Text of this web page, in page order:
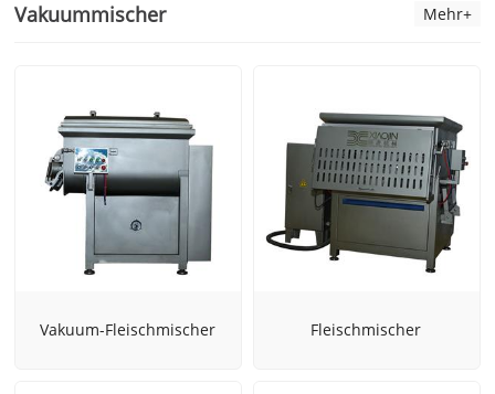
Vakuummischer Mehr+
Vakuum-Fleischmischer Fleischmischer